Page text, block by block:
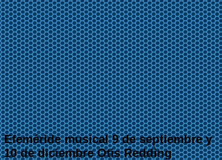
Efeméride musical 9 de septiembre y
10 de diciembre Otis Redding